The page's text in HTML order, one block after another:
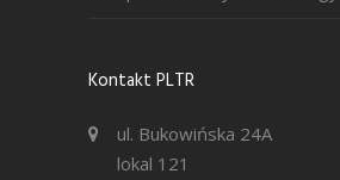
Kontakt PLTR
ul. Bukowińska 24A
lokal 121